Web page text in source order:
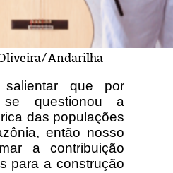
Andarilha
salientar que por
questionou a
das populações
então nosso
a contribuição
para a construção